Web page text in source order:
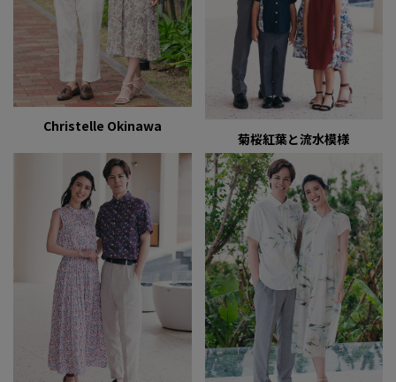
Christelle Okinawa
菊桜紅葉と流水模様